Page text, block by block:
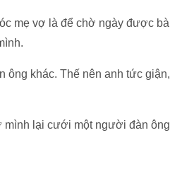
mẹ vợ là để chờ ngày được bà
ông khác. Thế nên anh tức giận,
mình lại cưới một người đàn ông